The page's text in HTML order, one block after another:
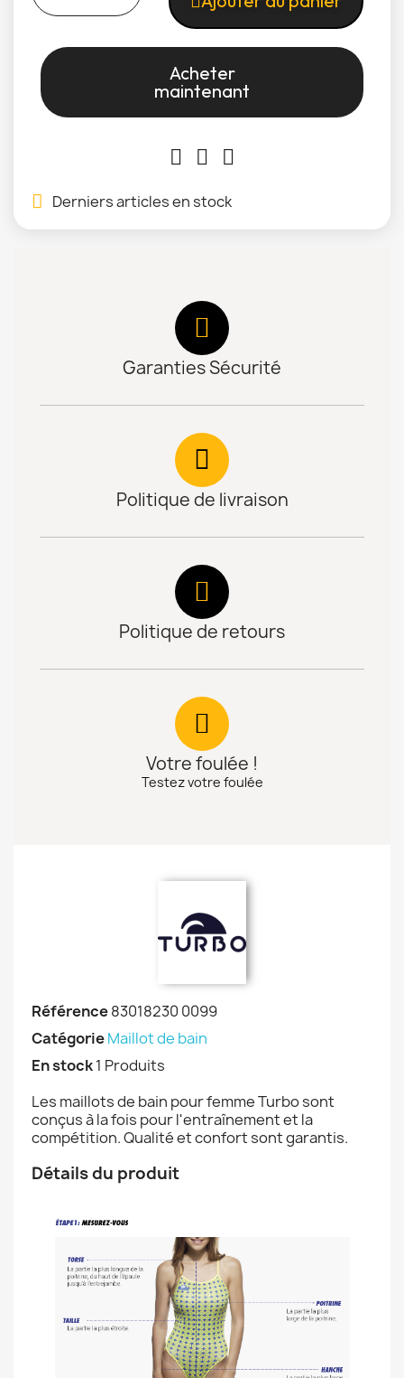
Acheter
maintenant
Derniers articles en stock
Garanties Sécurité
Politique de livraison
Politique de retours
Votre foulée !
Testez votre foulée
Référence83018230 0099
CatégorieMaillot de bain
En stock1 Produits
Les maillots de bain pour femme Turbo sont
conçus à la fois pour l'entraînement et la
compétition. Qualité et confort sont garantis.
Détails du produit